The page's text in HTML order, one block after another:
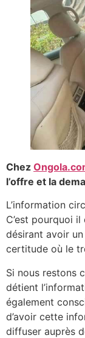
Chez
l’offre et la
L’information
C’est pourquoi
désirant avoir
certitude où le
Si nous restons
détient
également
d’avoir cette
diffuser auprès